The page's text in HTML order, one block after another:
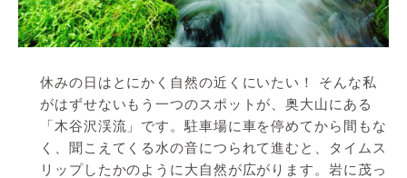
休みの日はとにかく自然の近くにいたい！ そんな私
がはずせないもう一つのスポットが、奥大山にある
「木谷沢渓流」です。駐車場に車を停めてから間もな
く、聞こえてくる水の音につられて進むと、タイムス
リップしたかのように大自然が広がります。岩に茂っ